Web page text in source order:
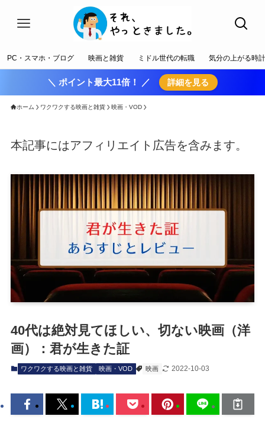
PC・スマホ・ブログ 映画と雑貨 ミドル世代の転職 気分の上がる時計
＼ ポイント最大11倍！ ／ 詳細を見る
ホーム ワクワクする映画と雑貨 映画・VOD
本記事にはアフィリエイト広告を含みます。
40代は絶対見てほしい、切ない映画（洋
画）：君が生きた証
ワクワクする映画と雑貨 映画・VOD 映画 2022-10-03